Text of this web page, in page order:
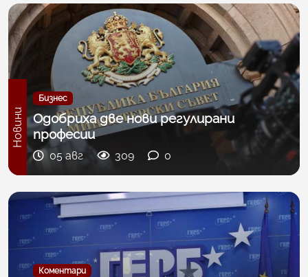
Бизнес
Новини
Одобриха две нови регулирани
професии
05 авг 309 0
Коментари